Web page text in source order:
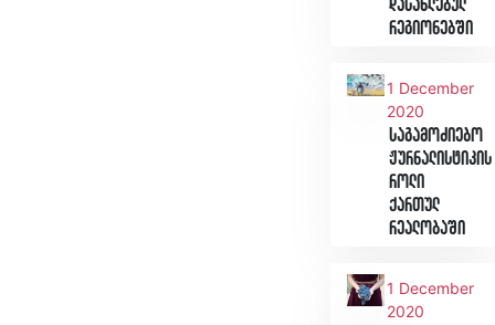
დასახლებულ
რეგიონებში
1 December
2020
საგამოძიებო
ჟურნალისტიკის
როლი
ქართულ
რეალობაში
1 December
2020